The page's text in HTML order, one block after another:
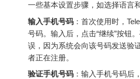
一些基本设置步骤，如选择语言
输入手机号码 ：首次使用时，
号码。输入后，点击“继续”按钮
误，因为系统会向该号码发送验
者正在注册。
验证手机号码 ：输入手机号码后